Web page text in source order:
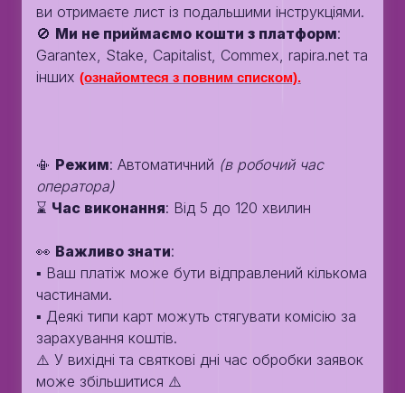
ви отримаєте лист із подальшими інструкціями.
🚫 Ми не приймаємо кошти з платформ:
Garantex, Stake, Capitalist, Commex, rapira.net та
інших (ознайомтеся з повним списком).
📳 Режим: Автоматичний (в робочий час
оператора)
⌛️ Час виконання: Від 5 до 120 хвилин
👀 Важливо знати:
▪️ Ваш платіж може бути відправлений кількома
частинами.
▪️ Деякі типи карт можуть стягувати комісію за
зарахування коштів.
⚠️ У вихідні та святкові дні час обробки заявок
може збільшитися ⚠️